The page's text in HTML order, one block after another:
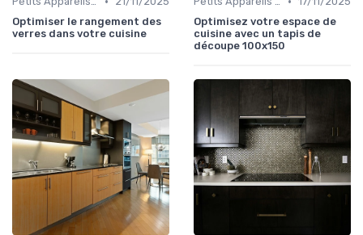
Optimiser le rangement des
verres dans votre cuisine
Optimisez votre espace de
cuisine avec un tapis de
découpe 100x150